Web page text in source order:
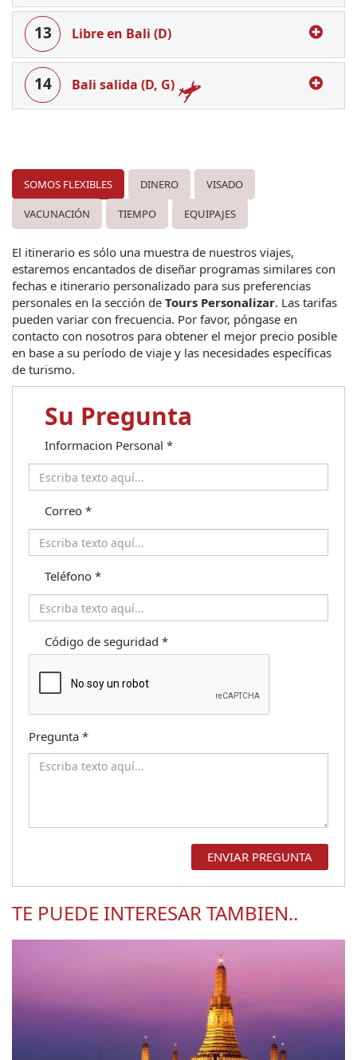
13 Libre en Bali (D)
14 Bali salida (D, G)
SOMOS FLEXIBLES DINERO VISADO
VACUNACIÓN TIEMPO EQUIPAJES
El itinerario es sólo una muestra de nuestros viajes,
estaremos encantados de diseñar programas similares con
fechas e itinerario personalizado para sus preferencias
personales en la sección de Tours Personalizar. Las tarifas
pueden variar con frecuencia. Por favor, póngase en
contacto con nosotros para obtener el mejor precio posible
en base a su período de viaje y las necesidades específicas
de turismo.
Su Pregunta
Informacion Personal *
Correo *
Teléfono *
Código de seguridad *
Pregunta *
TE PUEDE INTERESAR TAMBIEN..